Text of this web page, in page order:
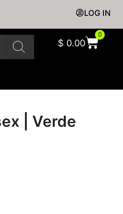
LOG IN
$ 0.00
0
| Verde